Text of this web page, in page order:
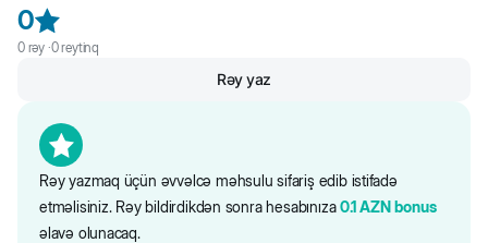
edir, sümükləri gücləndirir. Təlim üçün mükəmməldir.
üçündür. Bütün məhsul məlumatları birbaşa qablaşdırmada təqdim
olunur.
0
0rəy ·0reytinq
Rəy yazmaq üçün əvvəlcə məhsulu sifariş edib istifadə
etməlisiniz. Rəy bildirdikdən sonra hesabınıza0.1 AZN bonus
əlavə olunacaq.
Rəy yaz